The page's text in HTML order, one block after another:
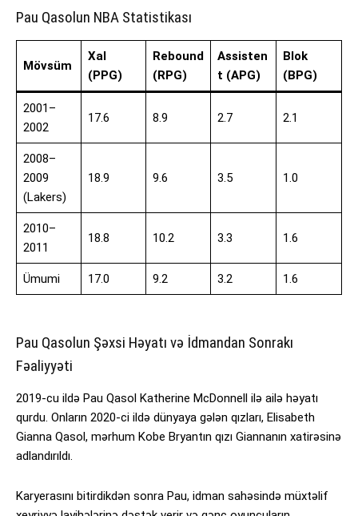
Pau Qasolun NBA Statistikası
Mövsüm
Xal
(PPG)
Rebound
(RPG)
Assisten
t (APG)
Blok
(BPG)
2001–
2002
17.6 8.9 2.7 2.1
2008–
2009
(Lakers)
18.9 9.6 3.5 1.0
2010–
2011
18.8 10.2 3.3 1.6
Ümumi 17.0 9.2 3.2 1.6
Pau Qasolun Şəxsi Həyatı və İdmandan Sonrakı
Fəaliyyəti
2019-cu ildə Pau Qasol Katherine McDonnell ilə ailə həyatı
qurdu. Onların 2020-ci ildə dünyaya gələn qızları, Elisabeth
Gianna Qasol, mərhum Kobe Bryantın qızı Giannanın xatirəsinə
adlandırıldı.
Karyerasını bitirdikdən sonra Pau, idman sahəsində müxtəlif